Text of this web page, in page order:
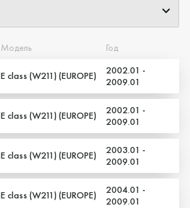
Нет, выбрать другой
Модель Год
E class (W211) (EUROPE)
2002.01 -
2009.01
E class (W211) (EUROPE)
2002.01 -
2009.01
E class (W211) (EUROPE)
2003.01 -
2009.01
E class (W211) (EUROPE)
2004.01 -
2009.01